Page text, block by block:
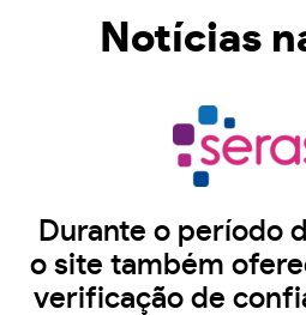
Notícias
Durante o período
o site também
verificação de